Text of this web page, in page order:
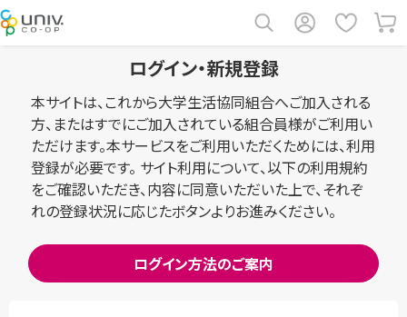
ログイン・新規登録
本サイトは、これから大学生活協同組合へご加入される
方、またはすでにご加入されている組合員様がご利用い
ただけます。本サービスをご利用いただくためには、利用
登録が必要です。 サイト利用について、以下の利用規約
をご確認いただき、内容に同意いただいた上で、それぞ
れの登録状況に応じたボタンよりお進みください。
ログイン方法のご案内